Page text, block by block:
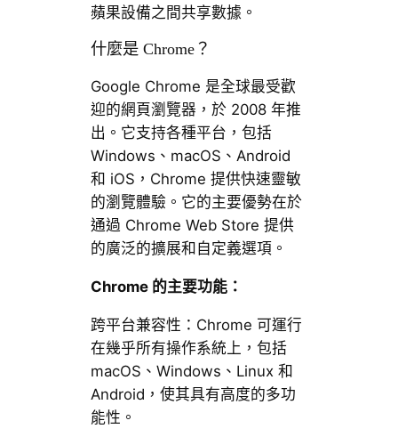
蘋果設備之間共享數據。
什麼是 Chrome？
Google Chrome 是全球最受歡
迎的網頁瀏覽器，於 2008 年推
出。它支持各種平台，包括
Windows、macOS、Android
和 iOS，Chrome 提供快速靈敏
的瀏覽體驗。它的主要優勢在於
通過 Chrome Web Store 提供
的廣泛的擴展和自定義選項。
Chrome 的主要功能：
跨平台兼容性：Chrome 可運行
在幾乎所有操作系統上，包括
macOS、Windows、Linux 和
Android，使其具有高度的多功
能性。